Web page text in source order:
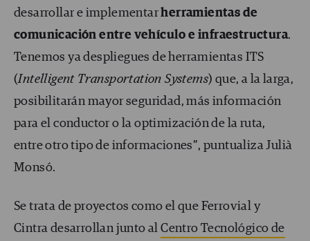
desarrollar e implementarherramientas de
comunicación entre vehículo e infraestructura.
Tenemos ya despliegues de herramientas ITS
(Intelligent Transportation Systems) que, a la larga,
posibilitarán mayor seguridad, más información
para el conductor o la optimización de la ruta,
entre otro tipo de informaciones”, puntualiza Julià
Monsó.
Se trata de proyectos como el que Ferrovial y
Cintra desarrollan junto alCentro Tecnológico de